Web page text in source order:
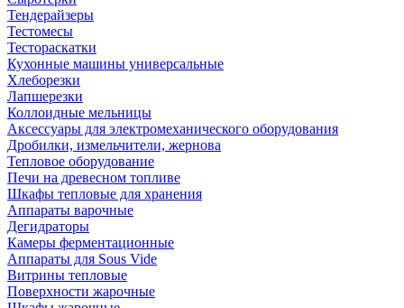
Тендерайзеры
Тестомесы
Тестораскатки
Кухонные машины универсальные
Хлеборезки
Лапшерезки
Коллоидные мельницы
Аксессуары для электромеханического оборудования
Дробилки, измельчители, жернова
Тепловое оборудование
Печи на древесном топливе
Шкафы тепловые для хранения
Аппараты варочные
Дегидраторы
Камеры ферментационные
Аппараты для Sous Vide
Витрины тепловые
Поверхности жарочные